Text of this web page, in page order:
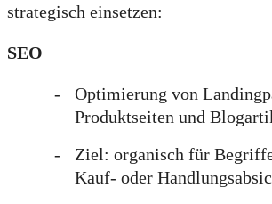
strategisch einsetzen:
SEO
Optimierung von
Produktseiten und
Ziel: organisch für
Kauf- oder